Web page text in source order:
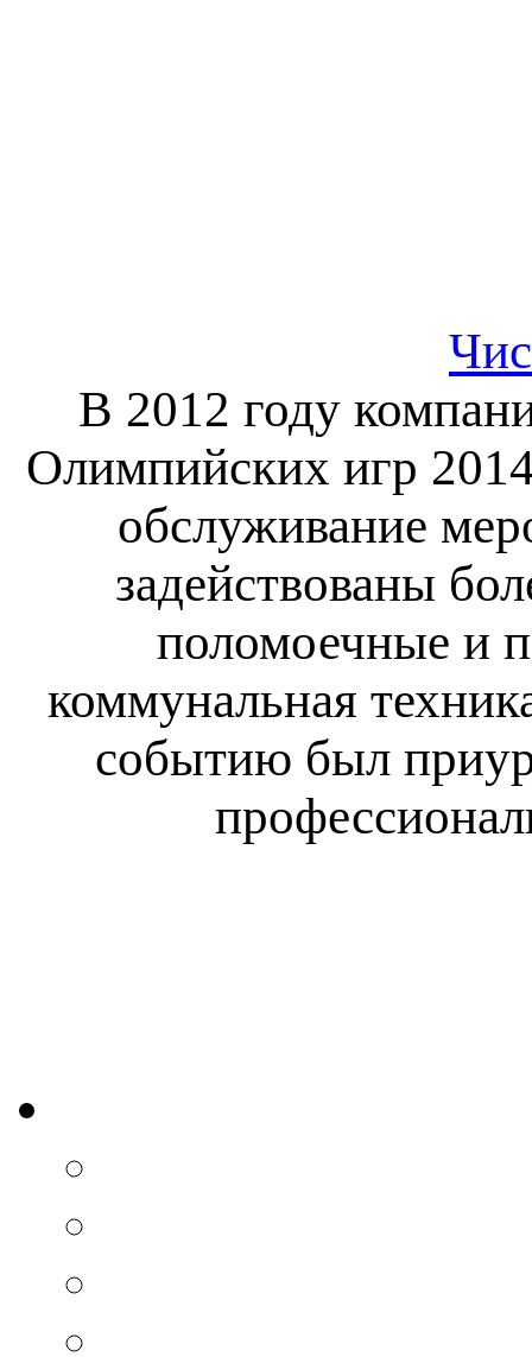
В 2012 году
Олимпийских игр
обслуживание
задействованы
поломоечные и
коммунальная
событию был